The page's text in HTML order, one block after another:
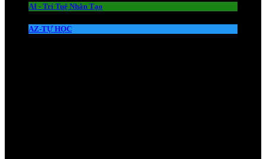
AI - Trí Tuệ Nhân Tạo
AZ-TỰ HỌC